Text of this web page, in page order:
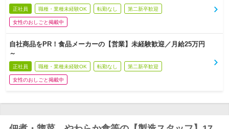
正社員 職種・業種未経験OK 転勤なし 第二新卒歓迎
女性のおしごと掲載中
自社商品をPR！食品メーカーの【営業】未経験歓迎／月給25万円
～
正社員 職種・業種未経験OK 転勤なし 第二新卒歓迎
女性のおしごと掲載中